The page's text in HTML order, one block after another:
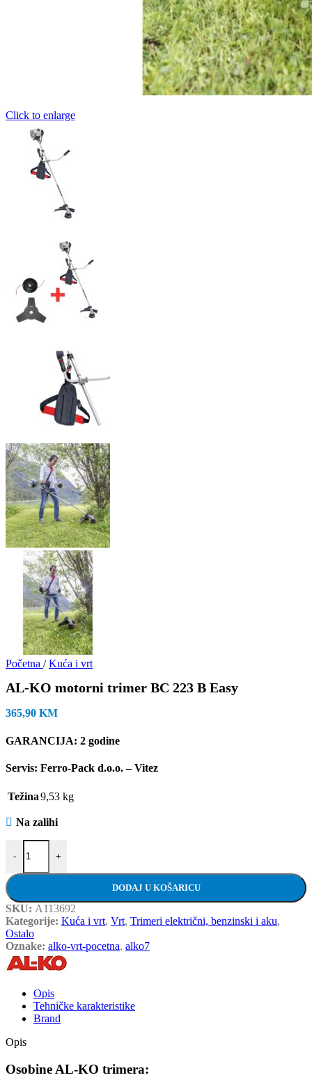
Click to enlarge
Početna / Kuća i vrt
AL-KO motorni trimer BC 223 B Easy
365,90 KM
GARANCIJA: 2 godine
Servis: Ferro-Pack d.o.o. – Vitez
Težina9,53 kg
Na zalihi
-
AL-KO motorni trimer BC 223 B Easy količina
+
DODAJ U KOŠARICU
SKU: A113692
Kategorije: Kuća i vrt, Vrt, Trimeri električni, benzinski i aku,
Ostalo
Oznake: alko-vrt-pocetna, alko7
Opis
Tehničke karakteristike
Brand
Opis
Osobine AL-KO trimera: